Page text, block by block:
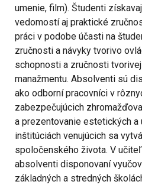
umenie, film). Študenti
vedomostí aj praktické
práci v podobe účasti na
zručnosti a návyky tvorivo
schopnosti a zručnosti
manažmentu. Absolventi sú
ako odborní pracovníci v
zabezpečujúcich
a prezentovanie estetických a
inštitúciách venujúcich sa
spoločenského života. V
absolventi disponovaní
základných a stredných